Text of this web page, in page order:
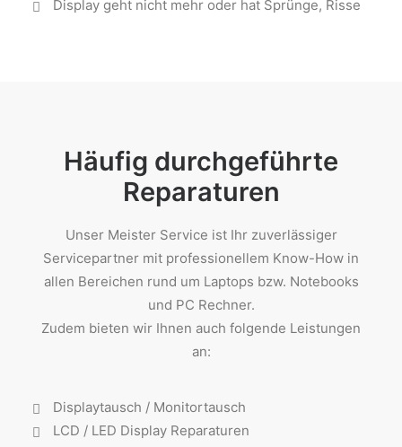
Display geht nicht mehr oder hat Sprünge, Risse
Häufig durchgeführte
Reparaturen
Unser Meister Service ist Ihr zuverlässiger
Servicepartner mit professionellem Know-How in
allen Bereichen rund um Laptops bzw. Notebooks
und PC Rechner.
Zudem bieten wir Ihnen auch folgende Leistungen
an:
Displaytausch / Monitortausch
LCD / LED Display Reparaturen